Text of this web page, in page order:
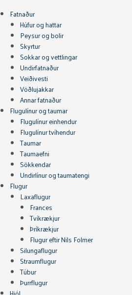
Fatnaður
Húfur og hattar
Peysur og bolir
Skyrtur
Sokkar og vettlingar
Undirfatnaður
Veiðivesti
Vöðlujakkar
Annar fatnaður
Flugulínur og taumar
Flugulínur einhendur
Flugulínur tvíhendur
Taumar
Taumaefni
Sökkendar
Undirlínur og taumatengi
Flugur
Laxaflugur
Frances
Tvíkrækjur
Þríkrækjur
Flugur eftir Nils Folmer
Silungaflugur
Straumflugur
Túbur
Þurrflugur